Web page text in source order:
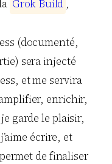
Grok Build ,
(documenté,
sera injecté
et me servira
enrichir,
garde le plaisir,
écrire, et
de finaliser